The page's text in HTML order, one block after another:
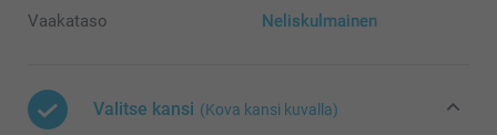
Vaakataso Neliskulmainen
Valitse kansi (Kova kansi kuvalla)